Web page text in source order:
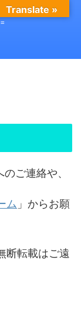
ご連絡や、
ム 」からお願
断転載はご遠
Translate »